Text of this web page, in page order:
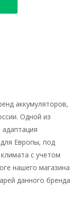
аккумуляторов,
Одной из
адаптация
Европы, под
с учетом
нашего магазина
данного бренда